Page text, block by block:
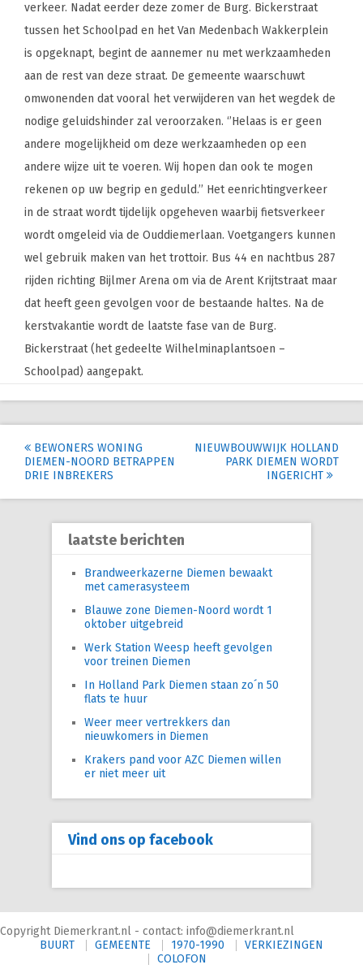
verkeer. Nadat eerder deze zomer de Burg. Bickerstraat
tussen het Schoolpad en het Van Medenbach Wakkerplein
is opgeknapt, begint de aannemer nu met werkzaamheden
aan de rest van deze straat. De gemeente waarschuwt
omwonenden dat vooral het verwijderen van het wegdek de
nodige geluidshinder zal veroorzaken. ‘’Helaas is er geen
andere mogelijkheid om deze werkzaamheden op een
andere wijze uit te voeren. Wij hopen dan ook te mogen
rekenen op uw begrip en geduld.’’ Het eenrichtingverkeer
in de straat wordt tijdelijk opgeheven waarbij fietsverkeer
wordt omgeleid via de Ouddiemerlaan. Voetgangers kunnen
wel gebruik maken van het trottoir. Bus 44 en nachtbus 287
rijden richting Bijlmer Arena om via de Arent Krijtstraat maar
dat heeft geen gevolgen voor de bestaande haltes. Na de
kerstvakantie wordt de laatste fase van de Burg.
Bickerstraat (het gedeelte Wilhelminaplantsoen –
Schoolpad) aangepakt.
Post
navigation
BEWONERS WONING
DIEMEN-NOORD BETRAPPEN
DRIE INBREKERS
NIEUWBOUWWIJK HOLLAND
PARK DIEMEN WORDT
INGERICHT
laatste berichten
Brandweerkazerne Diemen bewaakt
met camerasysteem
Blauwe zone Diemen-Noord wordt 1
oktober uitgebreid
Werk Station Weesp heeft gevolgen
voor treinen Diemen
In Holland Park Diemen staan zo´n 50
flats te huur
Weer meer vertrekkers dan
nieuwkomers in Diemen
Krakers pand voor AZC Diemen willen
er niet meer uit
Vind ons op facebook
Copyright Diemerkrant.nl - contact: info@diemerkrant.nl
BUURT
GEMEENTE 1970-1990
VERKIEZINGEN
COLOFON